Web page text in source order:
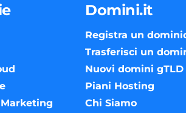
Domini.it
Registra un
Trasferisci un
Nuovi domini gTLD
Piani Hosting
Chi Siamo